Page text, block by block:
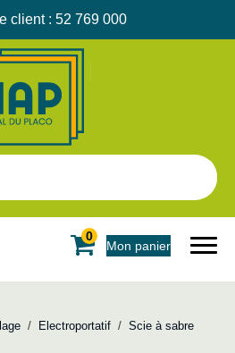
client : 52 769 000
0
Mon panier
/ Electroportatif / Scie à sabre